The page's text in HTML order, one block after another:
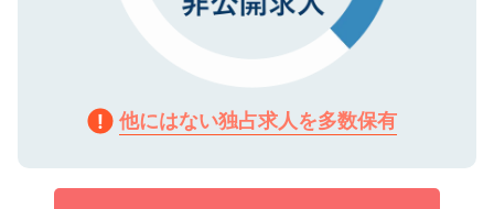
他にはない独占求人を多数保有